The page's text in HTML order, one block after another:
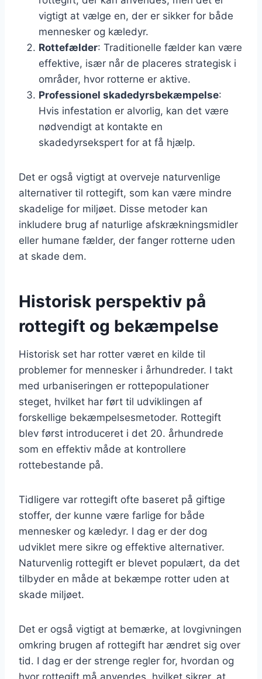
vigtigt at vælge en, der er sikker for både
mennesker og kæledyr.
Rottefælder: Traditionelle fælder kan være
effektive, især når de placeres strategisk i
områder, hvor rotterne er aktive.
Professionel skadedyrsbekæmpelse:
Hvis infestation er alvorlig, kan det være
nødvendigt at kontakte en
skadedyrsekspert for at få hjælp.
Det er også vigtigt at overveje naturvenlige
alternativer til rottegift, som kan være mindre
skadelige for miljøet. Disse metoder kan
inkludere brug af naturlige afskrækningsmidler
eller humane fælder, der fanger rotterne uden
at skade dem.
Historisk perspektiv på
rottegift og bekæmpelse
Historisk set har rotter været en kilde til
problemer for mennesker i århundreder. I takt
med urbaniseringen er rottepopulationer
steget, hvilket har ført til udviklingen af
forskellige bekæmpelsesmetoder. Rottegift
blev først introduceret i det 20. århundrede
som en effektiv måde at kontrollere
rottebestande på.
Tidligere var rottegift ofte baseret på giftige
stoffer, der kunne være farlige for både
mennesker og kæledyr. I dag er der dog
udviklet mere sikre og effektive alternativer.
Naturvenlig rottegift er blevet populært, da det
tilbyder en måde at bekæmpe rotter uden at
skade miljøet.
Det er også vigtigt at bemærke, at lovgivningen
omkring brugen af rottegift har ændret sig over
tid. I dag er der strenge regler for, hvordan og
hvor rottegift må anvendes, hvilket sikrer, at